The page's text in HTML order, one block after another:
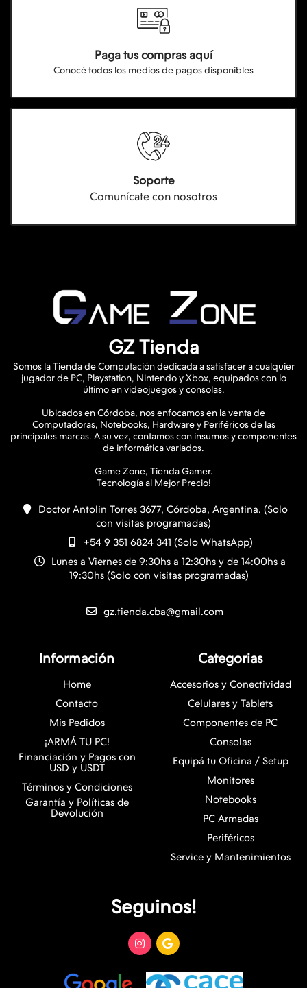
Paga tus compras aquí
Conocé todos los medios de pagos disponibles
Soporte
Comunícate con nosotros
GZ Tienda
Somos la Tienda de Computación dedicada a satisfacer a cualquier
jugador de PC, Playstation, Nintendo y Xbox, equipados con lo
último en videojuegos y consolas.
Ubicados en Córdoba, nos enfocamos en la venta de
Computadoras, Notebooks, Hardware y Periféricos de las
principales marcas. A su vez, contamos con insumos y componentes
de informática variados.
Game Zone, Tienda Gamer.
Doctor Antolin Torres 3677, Córdoba, Argentina. (Solo
con visitas programadas)
+54 9 351 6824 341 (Solo WhatsApp)
Lunes a Viernes de 9:30hs a 12:30hs y de 14:00hs a
19:30hs (Solo con visitas programadas)
gz.tienda.cba@gmail.com
Información
Home
Contacto
Mis Pedidos
¡ARMÁ TU PC!
Financiación y Pagos con
USD y USDT
Términos y Condiciones
Garantía y Políticas de
Devolución
Categorias
Accesorios y Conectividad
Celulares y Tablets
Componentes de PC
Consolas
Equipá tu Oficina / Setup
Monitores
Notebooks
PC Armadas
Periféricos
Service y Mantenimientos
Seguinos!